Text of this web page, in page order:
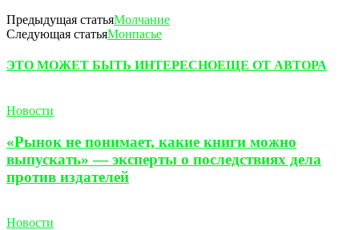
Предыдущая статьяМолчание
Следующая статьяМонпасье
ЭТО МОЖЕТ БЫТЬ ИНТЕРЕСНОЕЩЕ ОТ АВТОРА
Новости
«Рынок не понимает, какие книги можно
выпускать» — эксперты о последствиях дела
против издателей
Новости